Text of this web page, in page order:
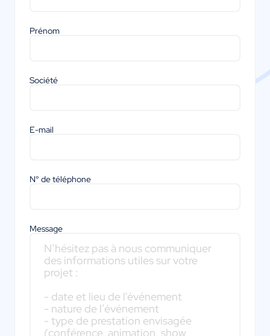
Prénom
Société
E-mail
N° de téléphone
Message